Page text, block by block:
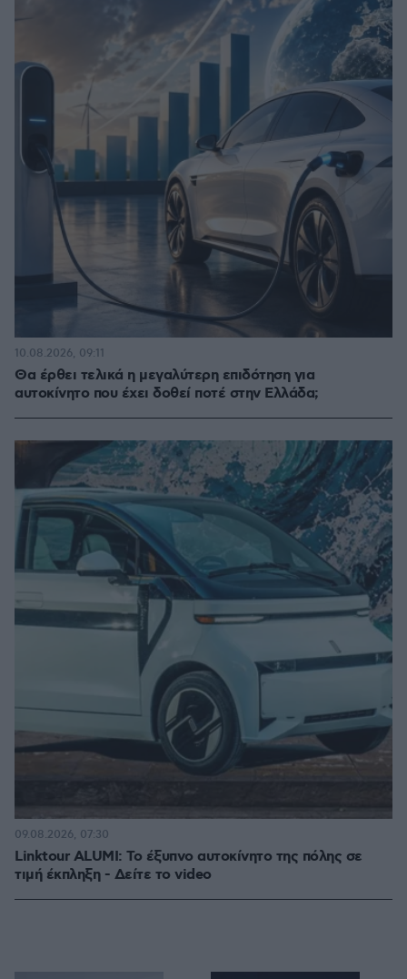
Θα έρθει τελικά η μεγαλύτερη επιδότηση για
αυτοκίνητο που έχει δοθεί ποτέ στην Ελλάδα;
10.08.2026, 09:11
Linktour ALUMI: Το έξυπνο αυτοκίνητο της πόλης σε
τιμή έκπληξη - Δείτε το video
09.08.2026, 07:30